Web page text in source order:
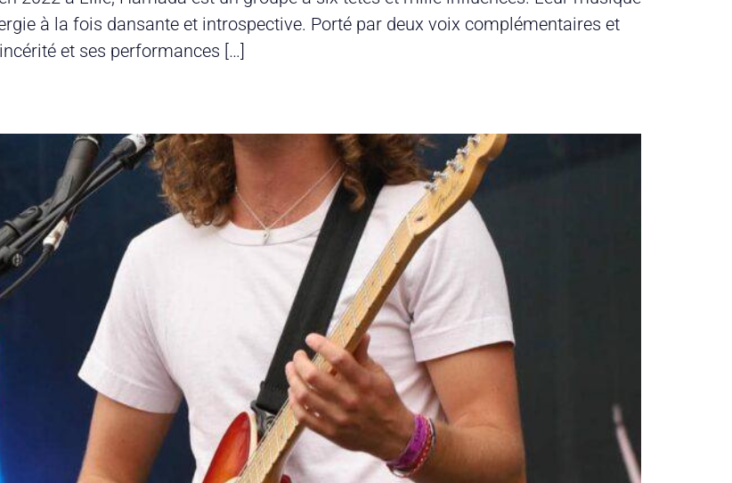
à la fois dansante et introspective. Porté par deux voix complémentaires et
et ses performances […]